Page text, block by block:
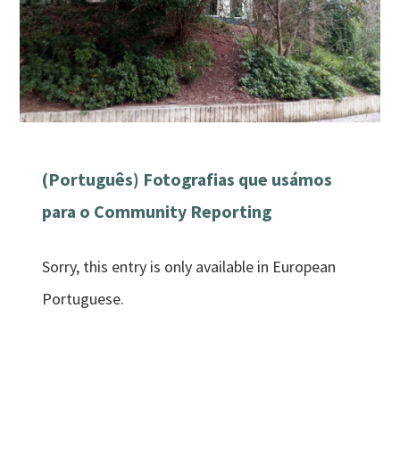
(Português) Fotografias que usámos
para o Community Reporting
Sorry, this entry is only available in European
Portuguese.